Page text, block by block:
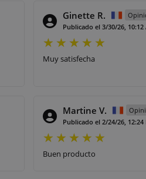
Ginette R.
Publicado el 3/30/26, 10:12
Muy satisfecha
Martine V.
Publicado el 2/24/26, 12:24
Buen producto